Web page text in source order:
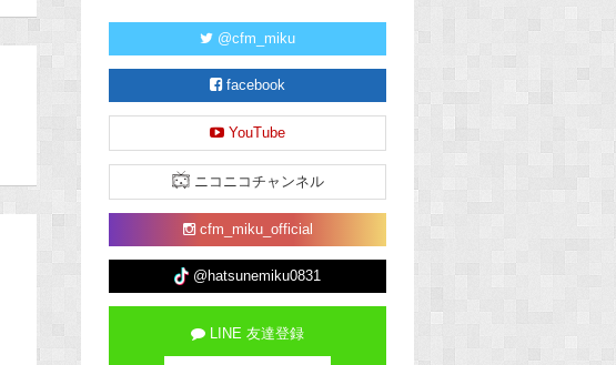
@cfm_miku
facebook
YouTube
ニコニコチャンネル
cfm_miku_official
@hatsunemiku0831
LINE 友達登録